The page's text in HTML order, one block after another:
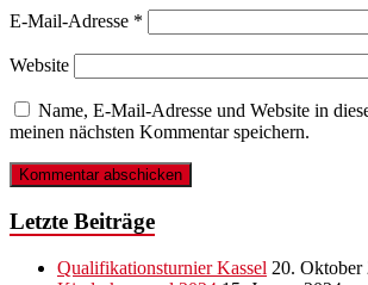
E-Mail-Adresse *
Website
Name, E-Mail-Adresse und Website in
meinen nächsten Kommentar speichern.
Letzte Beiträge
Qualifikationsturnier Kassel 20. Oktober